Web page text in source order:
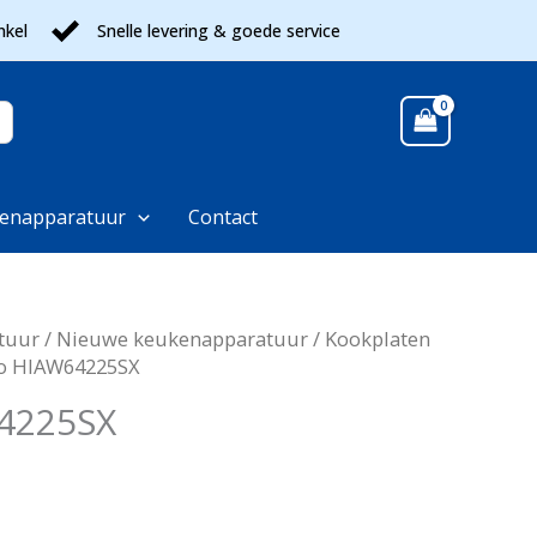
Snelle levering & goede service
Contact
/ Nieuwe keukenapparatuur/ Kookplaten
HIAW64225SX